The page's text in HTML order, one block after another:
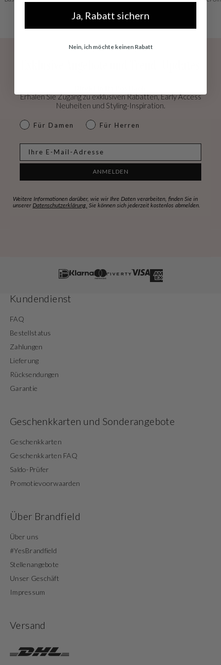
Erhalen Sie Zugang zu exklusiven Rabatten, Early Access
Neuheiten und Styling-Inspiration.
dames & heren
Für Damen Für Herren
E-mail
ANMELDEN
Weitere Informationen darüber, wie wir Ihre Daten verarbeiten, finden Sie in
unserer Datenschutzerklärung. Sie können sich jederzeit kostenlos abmelden.
Kundendienst
FAQ
Bestellstatus
Zahlungen
Lieferung
Rücksendungen
Garantie
Geschenkkarten und Sonderangebote
Geschenkkarten
Geschenkkarten FAQ
Saldo-Prüfer
Promotievoorwaarden
Über Brandfield
Über uns
#YesBrandfield
Stellenangebote
Unser Geschäft
Impressum
Versand
Ja, Rabatt sichern
Nein, ich möchte keinen Rabatt